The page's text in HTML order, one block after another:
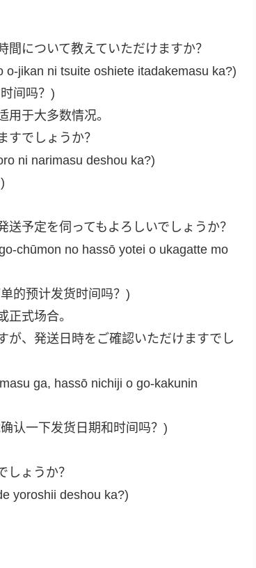
について教えていただけますか？
o-jikan ni tsuite oshiete itadakemasu ka?)
间吗？)
用于大多数情况。
すでしょうか？
ni narimasu deshou ka?)
予定を伺ってもよろしいでしょうか？
chūmon no hassō yotei o ukagatte mo
的预计发货时间吗？)
正式场合。
が、発送日時をご確認いただけますでし
ga, hassō nichiji o go-kakunin
认一下发货日期和时间吗？)
しょうか？
yoroshii deshou ka?)